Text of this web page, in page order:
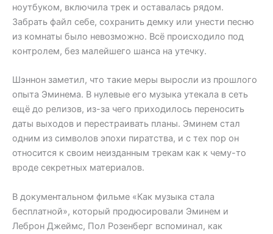
ноутбуком, включила трек и оставалась рядом.
Забрать файл себе, сохранить демку или унести песню
из комнаты было невозможно. Всё происходило под
контролем, без малейшего шанса на утечку.
Шэннон заметил, что такие меры выросли из прошлого
опыта Эминема. В нулевые его музыка утекала в сеть
ещё до релизов, из-за чего приходилось переносить
даты выходов и перестраивать планы. Эминем стал
одним из символов эпохи пиратства, и с тех пор он
относится к своим неизданным трекам как к чему-то
вроде секретных материалов.
В документальном фильме «Как музыка стала
бесплатной», который продюсировали Эминем и
Леброн Джеймс, Пол Розенберг вспоминал, как